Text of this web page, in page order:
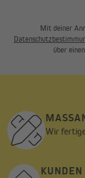
Mit deiner
über
Wir